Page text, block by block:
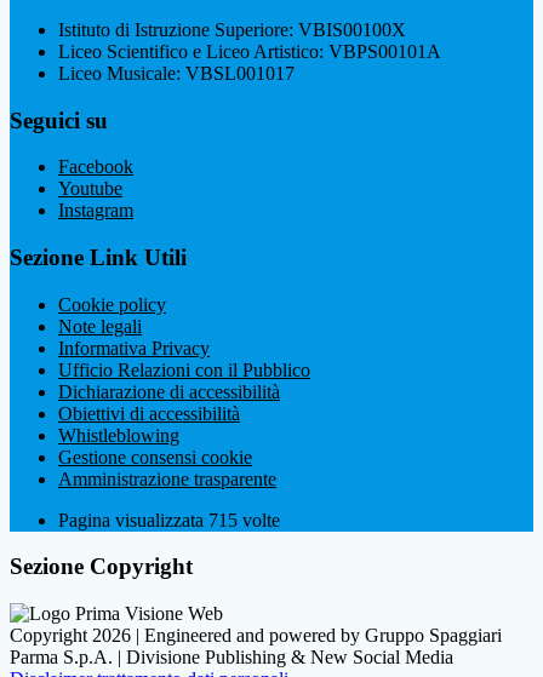
Istituto di Istruzione Superiore: VBIS00100X
Liceo Scientifico e Liceo Artistico: VBPS00101A
Liceo Musicale: VBSL001017
Seguici su
Facebook
Youtube
Instagram
Sezione Link Utili
Cookie policy
Note legali
Informativa Privacy
Ufficio Relazioni con il Pubblico
Dichiarazione di accessibilità
Obiettivi di accessibilità
Whistleblowing
Gestione consensi cookie
Amministrazione trasparente
Pagina visualizzata 715 volte
Sezione Copyright
Copyright 2026 | Engineered and powered by Gruppo Spaggiari
Parma S.p.A. | Divisione Publishing & New Social Media